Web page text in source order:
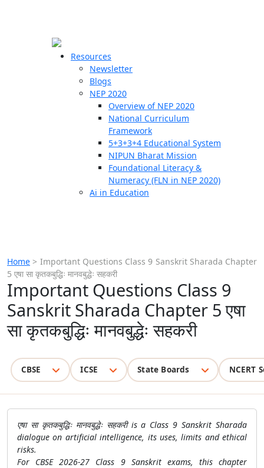
Resources
Newsletter
Blogs
NEP 2020
Overview of NEP 2020
National Curriculum
Framework
5+3+3+4 Educational System
NIPUN Bharat Mission
Foundational Literacy &
Numeracy (FLN in NEP 2020)
Ai in Education
Home > Important Questions Class 9 Sanskrit Sharada Chapter
5 एषा सा कृतकबुद्धिः मानवबुद्धेः सहकरी
Important Questions Class 9
Sanskrit Sharada Chapter 5 एषा
सा कृतकबुद्धिः मानवबुद्धेः सहकरी
CBSE ICSE State Boards NCERT
एषा सा कृतकबुद्धिः मानवबुद्धेः सहकरी is a Class 9 Sanskrit Sharada
dialogue on artificial intelligence, its uses, limits and ethical
risks.
For CBSE 2026-27 Class 9 Sanskrit exams, this chapter